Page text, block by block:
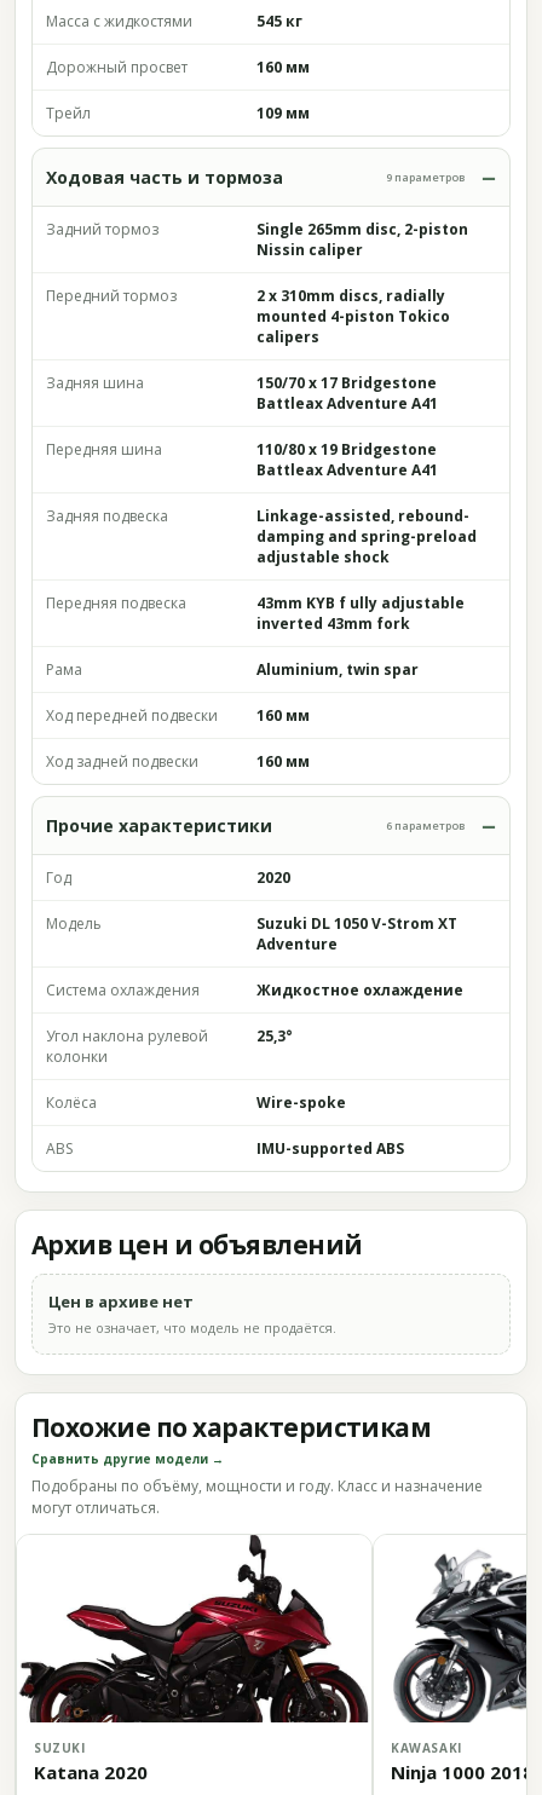
Масса с жидкостями 545 кг
Дорожный просвет 160 мм
Трейл 109 мм
Ходовая часть и тормоза 9 параметров
Задний тормоз
Single 265mm disc, 2-piston
Nissin caliper
Передний тормоз
2 x 310mm discs, radially
mounted 4-piston Tokico
calipers
Задняя шина
150/70 x 17 Bridgestone
Battleax Adventure A41
Передняя шина
110/80 x 19 Bridgestone
Battleax Adventure A41
Задняя подвеска
Linkage-assisted, rebound-
damping and spring-preload
adjustable shock
Передняя подвеска
43mm KYB f ully adjustable
inverted 43mm fork
Рама Aluminium, twin spar
Ход передней подвески 160 мм
Ход задней подвески 160 мм
Прочие характеристики 6 параметров
Год 2020
Модель
Suzuki DL 1050 V-Strom XT
Adventure
Система охлаждения Жидкостное охлаждение
Угол наклона рулевой
колонки
25,3°
Колёса Wire-spoke
ABS IMU-supported ABS
Архив цен и объявлений
Цен в архиве нет
Это не означает, что модель не продаётся.
Похожие по характеристикам
Сравнить другие модели →
Подобраны по объёму, мощности и году. Класс и назначение
могут отличаться.
SUZUKI
Katana 2020
KAWASAKI
Ninja 1000 2018